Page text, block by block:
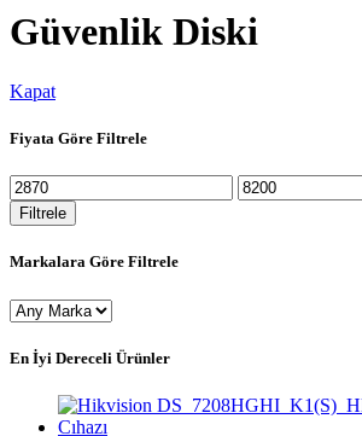
Güvenlik Diski
Kapat
Fiyata Göre Filtrele
En
düşük
fiyat
En
yüksek
Filtrele
Markalara Göre Filtrele
En İyi Dereceli Ürünler